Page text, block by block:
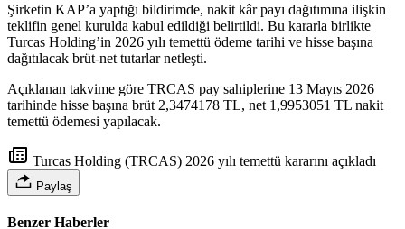
Şirketin KAP’a yaptığı bildirimde, nakit kâr payı dağıtımına ilişkin
teklifin genel kurulda kabul edildiği belirtildi. Bu kararla birlikte
Turcas Holding’in 2026 yılı temettü ödeme tarihi ve hisse başına
dağıtılacak brüt-net tutarlar netleşti.
Açıklanan takvime göre TRCAS pay sahiplerine 13 Mayıs 2026
tarihinde hisse başına brüt 2,3474178 TL, net 1,9953051 TL nakit
temettü ödemesi yapılacak.
Turcas Holding (TRCAS) 2026 yılı temettü kararını açıkladı
Paylaş
Benzer Haberler